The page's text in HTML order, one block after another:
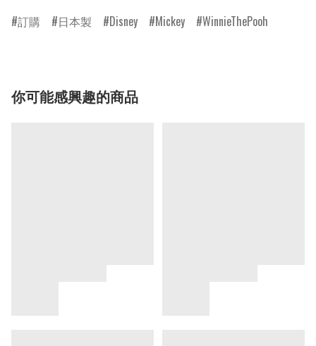
訂購
日本製 Disney Mickey WinnieThePooh
你可能感興趣的商品